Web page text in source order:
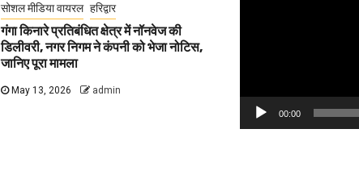
सोशल मीडिया वायरल हरिद्वार
गंगा किनारे प्रतिबंधित क्षेत्र में नॉनवेज की
डिलीवरी, नगर निगम ने कंपनी को भेजा नोटिस,
जानिए पूरा मामला
May 13, 2026 admin
00:00